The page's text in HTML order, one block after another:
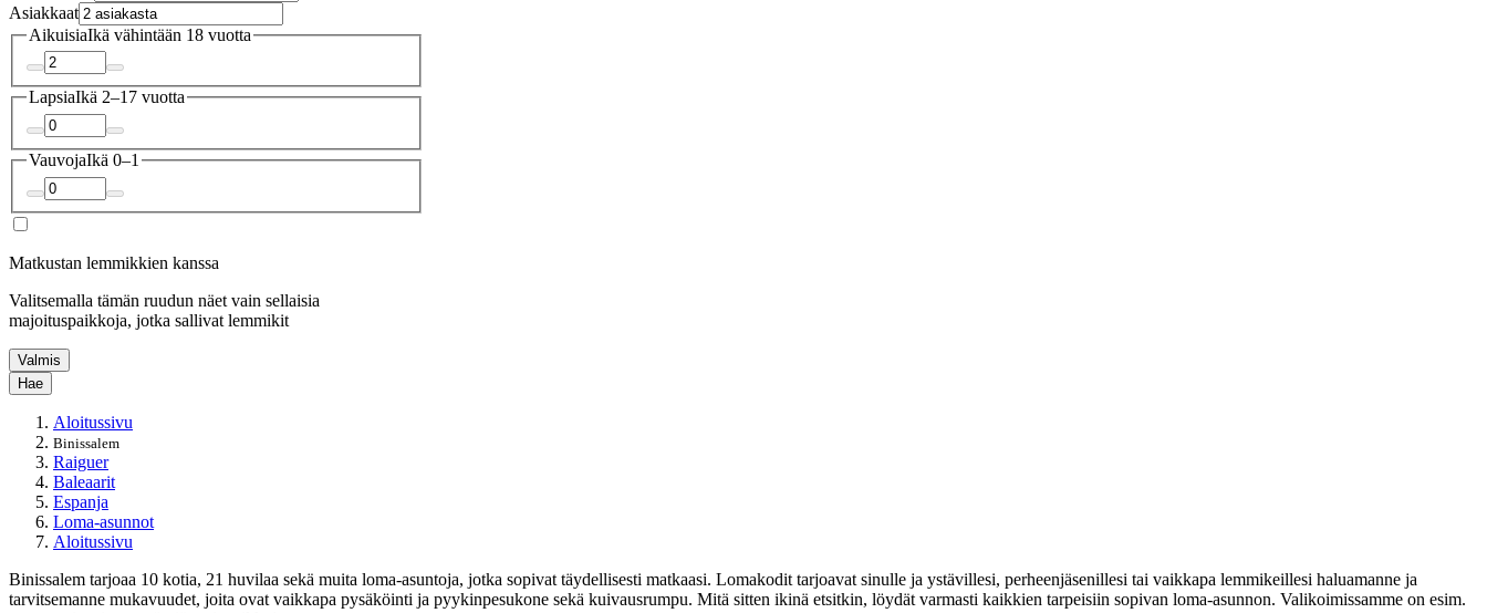
Asiakkaat
AikuisiaIkä vähintään 18 vuotta
LapsiaIkä 2–17 vuotta
VauvojaIkä 0–1
Matkustan lemmikkien kanssa
Valitsemalla tämän ruudun näet vain sellaisia
majoituspaikkoja, jotka sallivat lemmikit
Valmis
Hae
Aloitussivu
Binissalem
Raiguer
Baleaarit
Espanja
Loma-asunnot
Aloitussivu
Binissalem tarjoaa 10 kotia, 21 huvilaa sekä muita loma-asuntoja, jotka sopivat täydellisesti matkaasi. Lomakodit tarjoavat sinulle ja ystävillesi, perheenjäsenillesi tai vaikkapa lemmikeillesi haluamanne ja
tarvitsemanne mukavuudet, joita ovat vaikkapa pysäköinti ja pyykinpesukone sekä kuivausrumpu. Mitä sitten ikinä etsitkin, löydät varmasti kaikkien tarpeisiin sopivan loma-asunnon. Valikoimissamme on esim.